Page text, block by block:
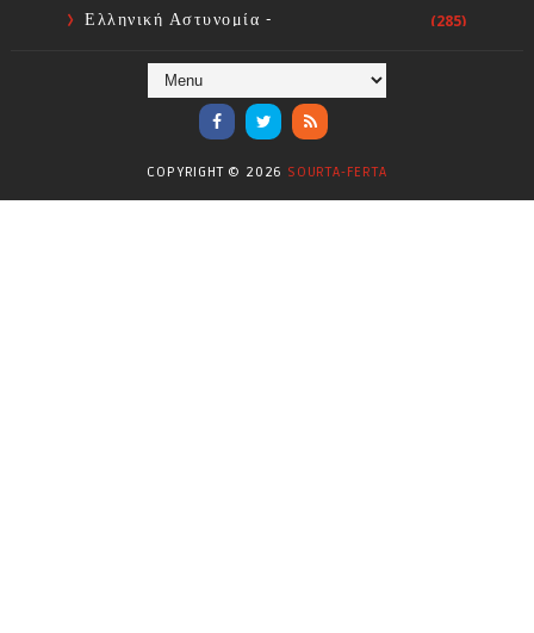
Ελληνική Αστυνομία -
(285)
Ενόργανη Γυμναστική
COPYRIGHT © 2026 SOURTA-FERTA